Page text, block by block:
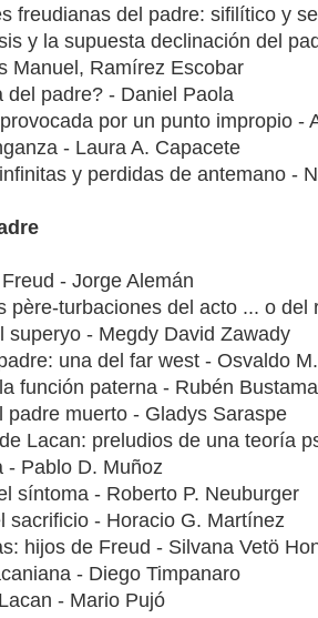
freudianas del padre: sifilítico y
y la supuesta declinación del
Manuel, Ramírez Escobar
del padre? - Daniel Paola
por un punto impropio -
- Laura A. Capacete
y perdidas de antemano -
- Jorge Alemán
père-turbaciones del acto ... o del
superyo - Megdy David Zawady
una del far west - Osvaldo
función paterna - Rubén
padre muerto - Gladys Saraspe
Lacan: preludios de una teoría
- Pablo D. Muñoz
síntoma - Roberto P. Neuburger
sacrificio - Horacio G. Martínez
hijos de Freud - Silvana Vetö
- Diego Timpanaro
- Mario Pujó